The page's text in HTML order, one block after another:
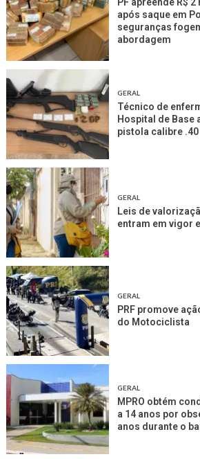
PF apreende R$
após saque em
seguranças
abordagem
GERAL
Técnico de
Hospital de Base
pistola calibre .40
GERAL
Leis de
entram em vigor
GERAL
PRF promove
do Motociclista
GERAL
MPRO obtém
a 14 anos por
anos durante o